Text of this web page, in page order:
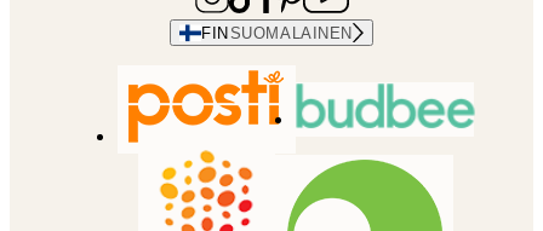
FIN SUOMALAINEN